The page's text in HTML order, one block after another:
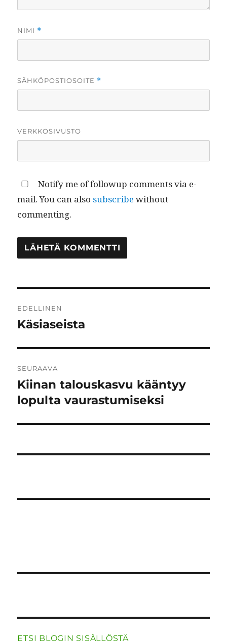
NIMI *
SÄHKÖPOSTIOSOITE *
VERKKOSIVUSTO
Notify me of followup comments via e-
mail. You can also subscribe without
commenting.
selaus
EDELLINEN
Edellinen
Käsiaseista
SEURAAVA
Seuraava
artikkeli:
Kiinan talouskasvu kääntyy
lopulta vaurastumiseksi
ETSI BLOGIN SISÄLLÖSTÄ